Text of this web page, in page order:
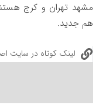
مشهد تهران و کرج
هم جدید.
لینک کوتاه در سایت